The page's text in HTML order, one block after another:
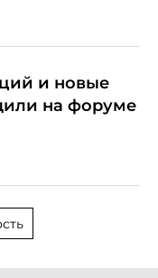
и новые
на форуме